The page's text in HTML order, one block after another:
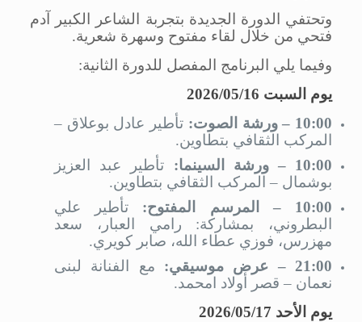
وتحتفي الدورة الجديدة بتجربة الشاعر الكبير آدم
فتحي من خلال لقاء مفتوح وسهرة شعرية.
وفيما يلي البرنامج المفصل للدورة الثانية:
يوم السبت 2026/05/16
10:00 – ورشة الصوت:
تأطير عادل بوعلاق –
المركب الثقافي بتطاوين.
10:00 – ورشة السينما:
تأطير عبد العزيز
بوشمال – المركب الثقافي بتطاوين.
10:00 – المرسم المفتوح:
تأطير علي
البطروني، بمشاركة: رامي العبار، سعد
مهزرس، فوزي عطاء الله، صابر كويري.
21:00 – عرض موسيقي:
مع الفنانة لبنى
نعمان – قصر أولاد امحمد.
يوم الأحد 2026/05/17